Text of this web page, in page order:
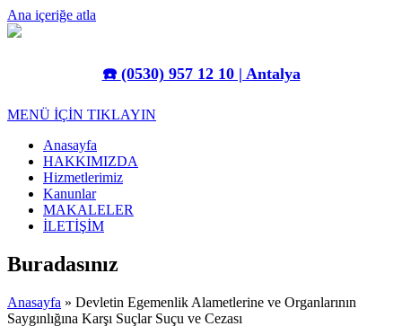
Ana içeriğe atla
☎️ (0530) 957 12 10 | Antalya
MENÜ İÇİN TIKLAYIN
Anasayfa
HAKKIMIZDA
Hizmetlerimiz
Kanunlar
MAKALELER
İLETİŞİM
Buradasınız
Anasayfa » Devletin Egemenlik Alametlerine ve Organlarının
Saygınlığına Karşı Suçlar Suçu ve Cezası